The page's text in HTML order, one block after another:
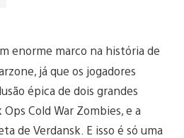
enorme marco na história de
já que os jogadores
épica de dois grandes
Cold War Zombies, e a
de Verdansk. E isso é só uma